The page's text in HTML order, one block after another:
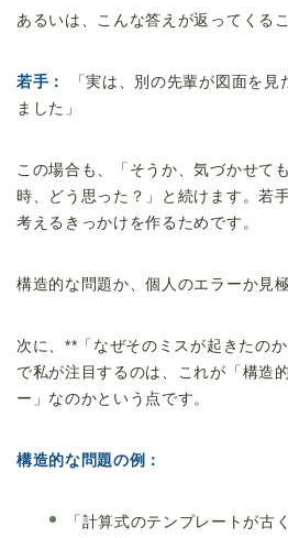
あるいは、こんな答えが返ってくる
若手：
「実は、別の先輩が図面を
ました」
この場合も、「そうか、気づかせて
時、どう思った？」と続けます。若
考えるきっかけを作るためです。
構造的な問題か、個人のエラーか見
次に、**「なぜそのミスが起きたの
で私が注目するのは、これが「構造
ー」なのかという点です。
構造的な問題の例：
「計算式のテンプレートが古